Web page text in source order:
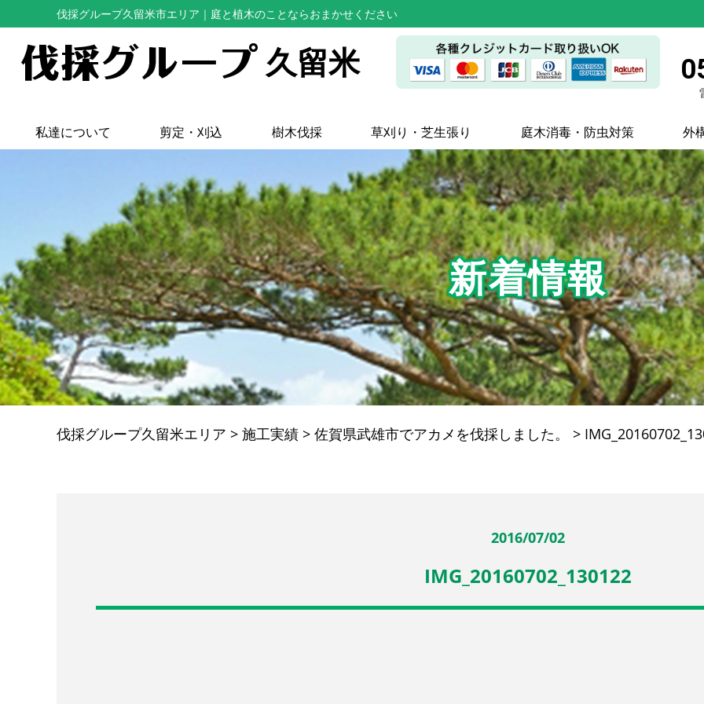
伐採グループ久留米市エリア ｜庭と植木のことならおまかせください
久留米
私達について 剪定・刈込 樹木伐採 草刈り・芝生張り 庭木消毒・防虫対策 外
新着情報
伐採グループ久留米エリア > 施工実績 > 佐賀県武雄市でアカメを伐採しました。 >
2016/07/02
IMG_20160702_130122